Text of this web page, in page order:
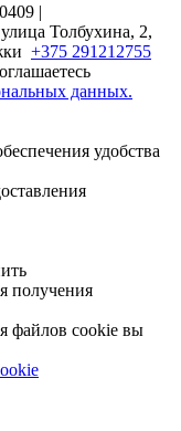
|
Толбухина, 2,
+375 291212755
данных.
удобства
получения
файлов cookie вы